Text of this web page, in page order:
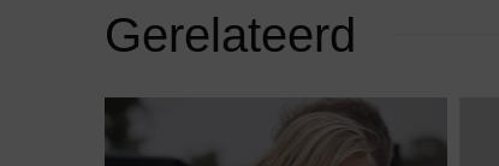
Gerelateerd